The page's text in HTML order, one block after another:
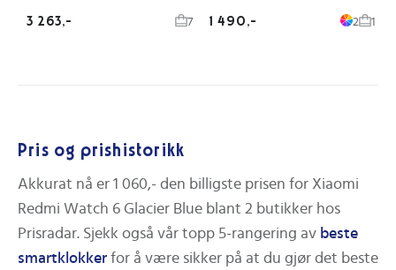
3 263,- 7 1 490,- 2 1
Pris og prishistorikk
Akkurat nå er 1 060,- den billigste prisen for Xiaomi
Redmi Watch 6 Glacier Blue blant 2 butikker hos
Prisradar. Sjekk også vår topp 5-rangering av beste
smartklokker for å være sikker på at du gjør det beste